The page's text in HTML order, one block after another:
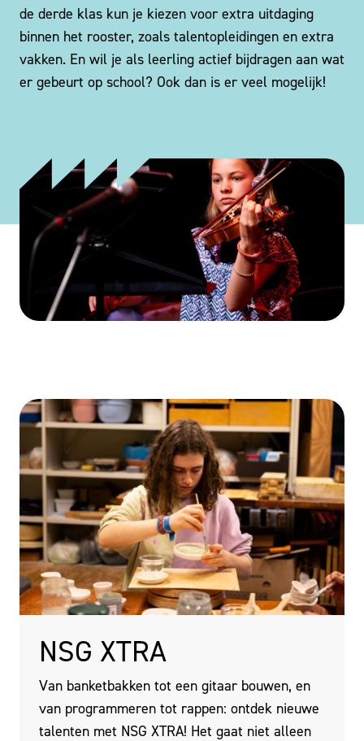
de derde klas kun je kiezen voor extra uitdaging
binnen het rooster, zoals talentopleidingen en extra
vakken. En wil je als leerling actief bijdragen aan wat
er gebeurt op school? Ook dan is er veel mogelijk!
NSG XTRA
Van banketbakken tot een gitaar bouwen, en
van programmeren tot rappen: ontdek nieuwe
talenten met NSG XTRA! Het gaat niet alleen